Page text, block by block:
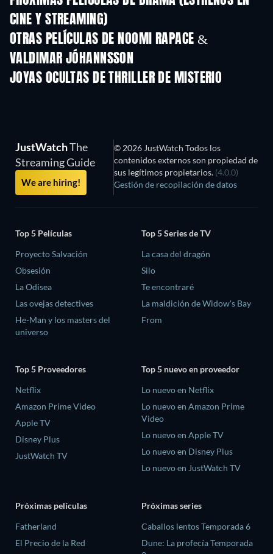
CINE Y STREAMING)
OTRAS PELÍCULAS DE NOOMI RAPACE &
VALDIMAR JÓHANNSSON
JOYAS OCULTAS DE THRILLER DE MISTERIO
JustWatchThe
Streaming Guide
We are hiring!
© 2026 JustWatch Todos los
contenidos externos son propiedad de
sus legítimos propietarios. (4.0.0)
Gestión de recopilación de datos
Top 5 Películas
Proyecto Salvación
Obsesión
La Odisea
Las ovejas detectives
He-Man y los masters del
universo
Top 5 Series de TV
La casa del dragón
Silo
Te encontraré
La maldición de Widow's Bay
From
Top 5 Proveedores
Netflix
Amazon Prime Video
Apple TV
Disney Plus
JustWatch TV
Top 5 nuevo en proveedor
Lo nuevo en Netflix
Lo nuevo en Amazon Prime
Video
Lo nuevo en Apple TV
Lo nuevo en Disney Plus
Lo nuevo en JustWatch TV
Próximas películas
Fatherland
El Precio de la Red
Próximas series
Caballos lentos Temporada 6
Dune: La profecía Temporada